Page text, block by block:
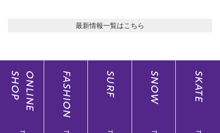
最新情報一覧はこちら
ONLINE
SHOP FASHION SURF SNOW SKATE